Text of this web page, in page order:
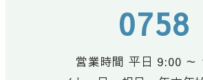
0758
営業時間 平日 9:00 ～